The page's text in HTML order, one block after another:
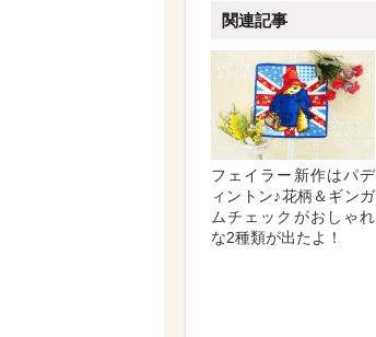
関連記事
フェイラー新作はパデ
ィントン♪花柄＆ギンガ
ムチェックがおしゃれ
な2種類が出たよ！